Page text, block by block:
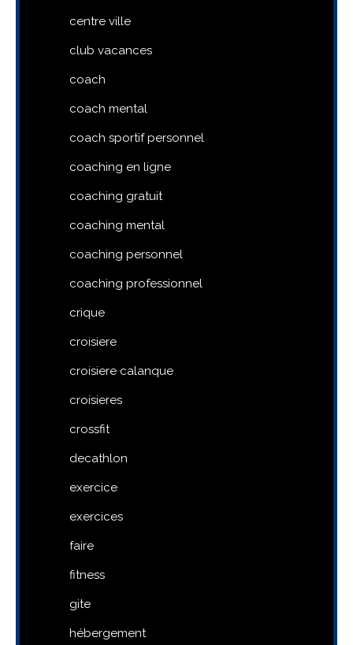
centre ville
club vacances
coach
coach mental
coach sportif personnel
coaching en ligne
coaching gratuit
coaching mental
coaching personnel
coaching professionnel
crique
croisiere
croisiere calanque
croisieres
crossfit
decathlon
exercice
exercices
faire
fitness
gite
hébergement